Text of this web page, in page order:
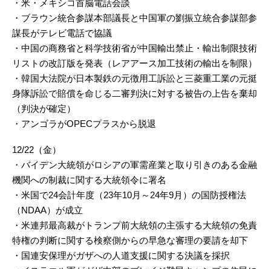
・米・メキシコ首脳電話会談
・ブラウン統合参謀本部議長と中国軍の劉振立統合参謀部参
謀長がテレビ電話で協議
・中国の商務省と科学技術省が中国輸出禁止・輸出制限技術
リストの改訂版を発表（レアアース加工技術の輸出を制限）
・韓国大法院が日本製鉄の元徴用工訴訟と三菱重工業の元挺
身隊訴訟で賠償を命じる二審判決に対する被告の上告を棄却
（判決が確定）
・アンゴラがOPECプラスから脱退
12/22（金）
・バイデン大統領がロシアの軍需産業と取り引きのある金融
機関への制裁に関する大統領令に署名
・米国で24会計年度（23年10月～24年9月）の国防授権法
（NDAA）が成立
・米連邦最高裁がトランプ前大統領の主張する大統領の免責
特権の判断に関する検察側からの早急な審理の要請を却下
・国連安保理がガザへの人道支援に関する決議を採択